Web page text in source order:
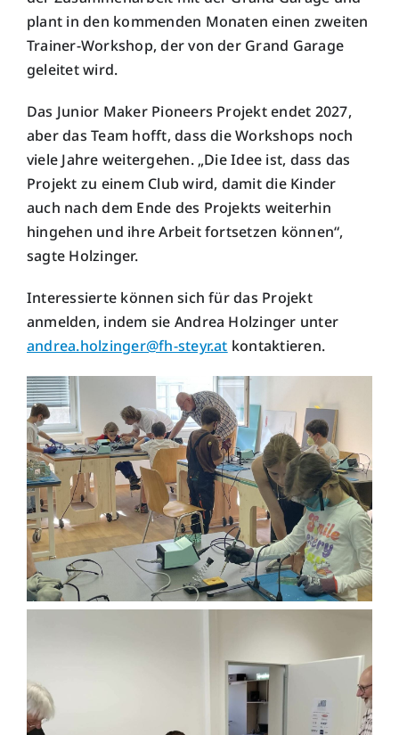
plant in den kommenden Monaten einen zweiten
Trainer-Workshop, der von der Grand Garage
geleitet wird.
Das Junior Maker Pioneers Projekt endet 2027,
aber das Team hofft, dass die Workshops noch
viele Jahre weitergehen. „Die Idee ist, dass das
Projekt zu einem Club wird, damit die Kinder
auch nach dem Ende des Projekts weiterhin
hingehen und ihre Arbeit fortsetzen können“,
sagte Holzinger.
Interessierte können sich für das Projekt
anmelden, indem sie Andrea Holzinger unter
andrea.holzinger@fh-steyr.at kontaktieren.